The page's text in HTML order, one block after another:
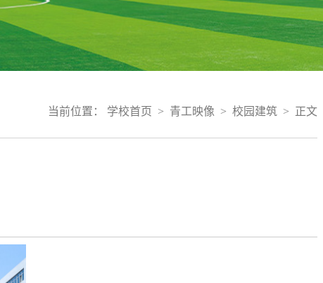
当前位置： 学校首页 > 青工映像 > 校园建筑 > 正文